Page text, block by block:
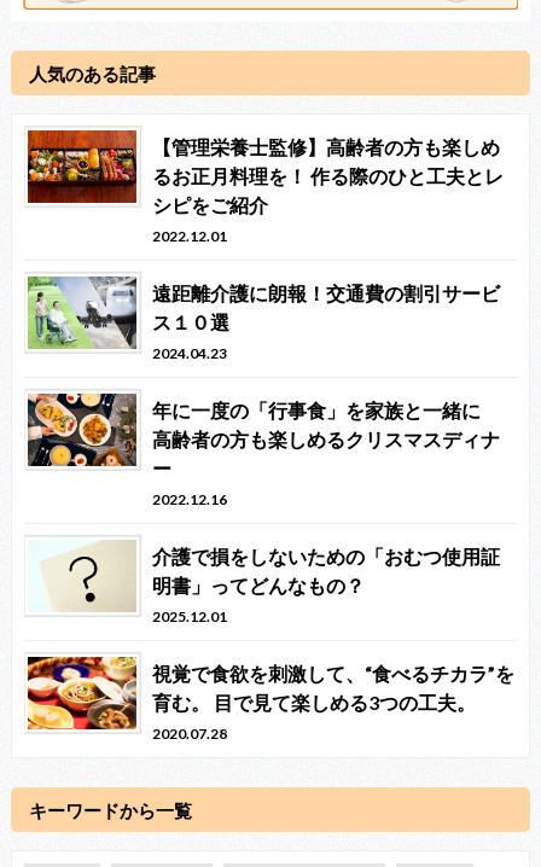
人気のある記事
【管理栄養士監修】高齢者の方も楽しめ
るお正月料理を！ 作る際のひと工夫とレ
シピをご紹介
2022.12.01
遠距離介護に朗報！交通費の割引サービ
ス１０選
2024.04.23
年に一度の「行事食」を家族と一緒に
高齢者の方も楽しめるクリスマスディナ
ー
2022.12.16
介護で損をしないための「おむつ使用証
明書」ってどんなもの？
2025.12.01
視覚で食欲を刺激して、“食べるチカラ”を
育む。 目で見て楽しめる3つの工夫。
2020.07.28
キーワードから一覧